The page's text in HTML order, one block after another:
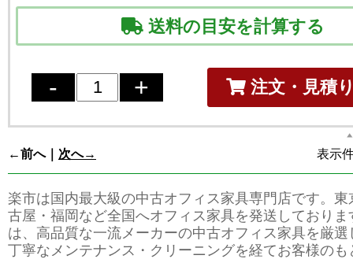
送料の目安を計算する
注文・見積
←前へ｜ 次へ→ 表示
楽市は国内最大級の中古オフィス家具専門店です。東
古屋・福岡など全国へオフィス家具を発送しておりま
は、高品質な一流メーカーの中古オフィス家具を厳選
丁寧なメンテナンス・クリーニングを経てお客様のも